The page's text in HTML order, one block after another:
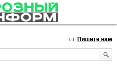
Пишите нам